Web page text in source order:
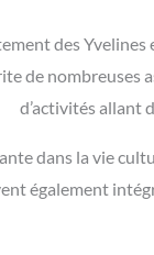
des
de
d’activités allant
dans la vie
également